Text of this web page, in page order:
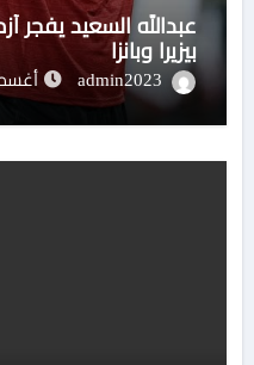
عبدالله السعيد يفجر
بيزيرا وبانزا
admin2023 أغسطس